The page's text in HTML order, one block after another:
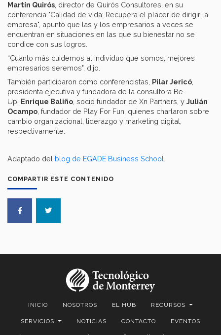
COMPARTIR ESTE CONTENIDO
Martín Quirós , director de Quirós Consultores, en su
conferencia "Calidad de vida: Recupera el placer de dirigir la
empresa", apuntó que las y los empresarios a veces se
encuentran en situaciones en las que su bienestar no se
condice con sus logros.
“Cuanto más cuidemos al individuo que somos, mejores
empresarios seremos", dijo.
También participaron como conferencistas, Pilar Jericó
presidenta ejecutiva y fundadora de la consultora Be-
Up; Enrique Baliño , socio fundador de Xn Partners, y Julián
Ocampo , fundador de Play For Fun, quienes charlaron sobre
cambio organizacional, liderazgo y marketing digital,
respectivamente.
Adaptado del blog de EGADE Business School.
INICIO NOSOTROS EL HUB RECURSOS
SERVICIOS NOTICIAS CONTACTO EVENTOS